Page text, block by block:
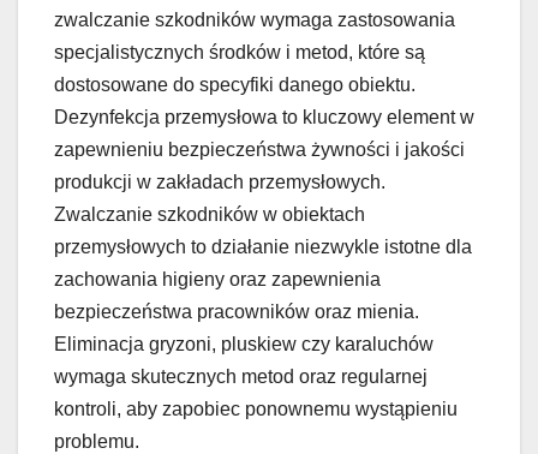
zwalczanie szkodników wymaga zastosowania
specjalistycznych środków i metod, które są
dostosowane do specyfiki danego obiektu.
Dezynfekcja przemysłowa to kluczowy element w
zapewnieniu bezpieczeństwa żywności i jakości
produkcji w zakładach przemysłowych.
Zwalczanie szkodników w obiektach
przemysłowych to działanie niezwykle istotne dla
zachowania higieny oraz zapewnienia
bezpieczeństwa pracowników oraz mienia.
Eliminacja gryzoni, pluskiew czy karaluchów
wymaga skutecznych metod oraz regularnej
kontroli, aby zapobiec ponownemu wystąpieniu
problemu.